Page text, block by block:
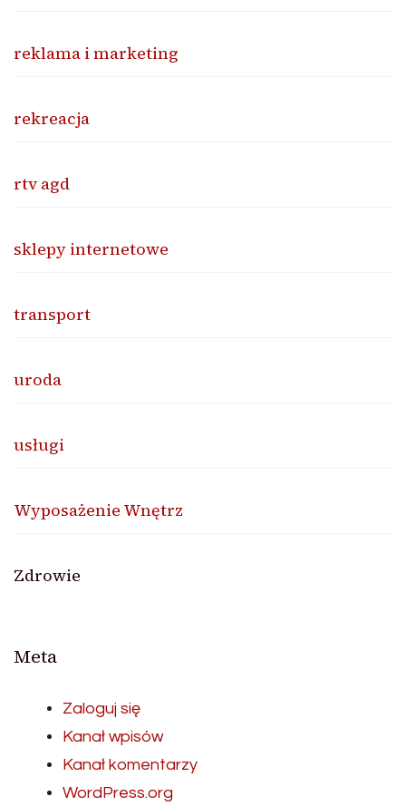
reklama i marketing
rekreacja
rtv agd
sklepy internetowe
transport
uroda
usługi
Wyposażenie Wnętrz
Zdrowie
Meta
Zaloguj się
Kanał wpisów
Kanał komentarzy
WordPress.org